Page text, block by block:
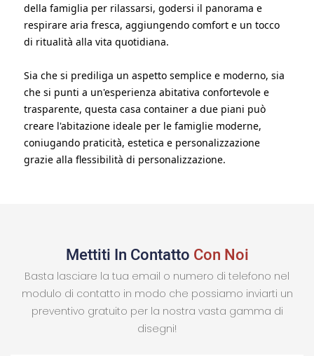
della famiglia per rilassarsi, godersi il panorama e
respirare aria fresca, aggiungendo comfort e un tocco
di ritualità alla vita quotidiana.
Sia che si prediliga un aspetto semplice e moderno, sia
che si punti a un'esperienza abitativa confortevole e
trasparente, questa casa container a due piani può
creare l'abitazione ideale per le famiglie moderne,
coniugando praticità, estetica e personalizzazione
grazie alla flessibilità di personalizzazione.
Mettiti In Contatto Con Noi
Basta lasciare la tua email o numero di telefono nel
modulo di contatto in modo che possiamo inviarti un
preventivo gratuito per la nostra vasta gamma di
disegni!